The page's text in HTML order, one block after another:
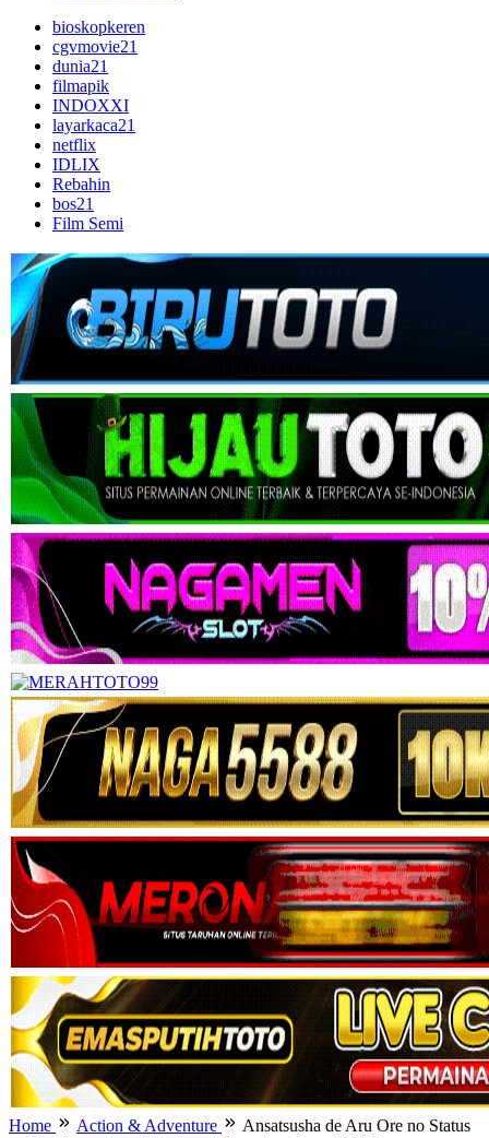
bioskopkeren
cgvmovie21
dunia21
filmapik
INDOXXI
layarkaca21
netflix
IDLIX
Rebahin
bos21
Film Semi
Home Action & Adventure
Ansatsusha de Aru Ore no Status